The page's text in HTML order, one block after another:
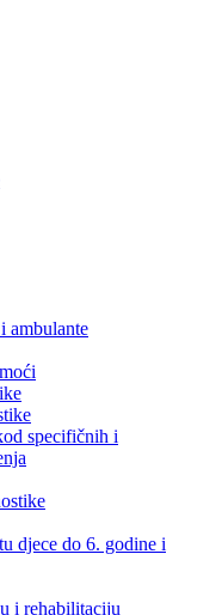
ambulante
specifičnih i
djece do 6. godine i
i rehabilitaciju